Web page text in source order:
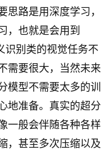
思路是用深度学习，
，也就是会用到
识别类的视觉任务不
需要很大，当然未来
模型不需要太多的训
地准备。真实的超分
一般会伴随各种各样
，甚至多次压缩以及